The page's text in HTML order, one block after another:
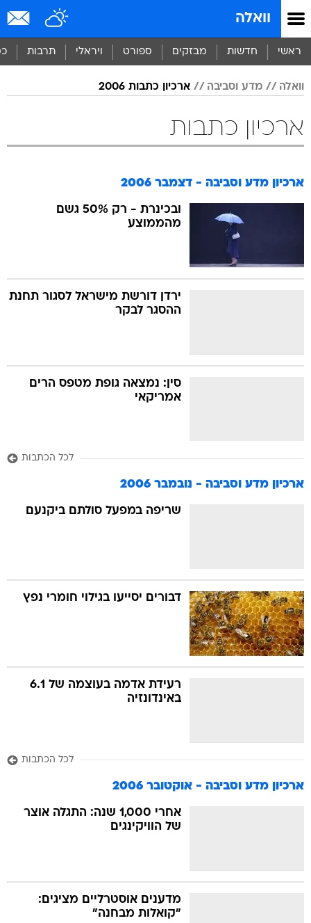
וואלה
ראשי חדשות מבזקים ספורט ויראלי תרבות
וואלה מדע וסביבה ארכיון כתבות 2006
ארכיון כתבות
ארכיון מדע וסביבה - דצמבר 2006
ובכינרת - רק 50% גשם
מהממוצע
ירדן דורשת מישראל לסגור תחנת
ההסגר לבקר
סין: נמצאה גופת מטפס הרים
אמריקאי
לכל הכתבות
ארכיון מדע וסביבה - נובמבר 2006
שריפה במפעל סולתם ביקנעם
דבורים יסייעו בגילוי חומרי נפץ
רעידת אדמה בעוצמה של 6.1
באינדונזיה
לכל הכתבות
ארכיון מדע וסביבה - אוקטובר 2006
אחרי 1,000 שנה: התגלה אוצר
של הוויקינגים
מדענים אוסטרליים מציגים:
"קואלות מבחנה"